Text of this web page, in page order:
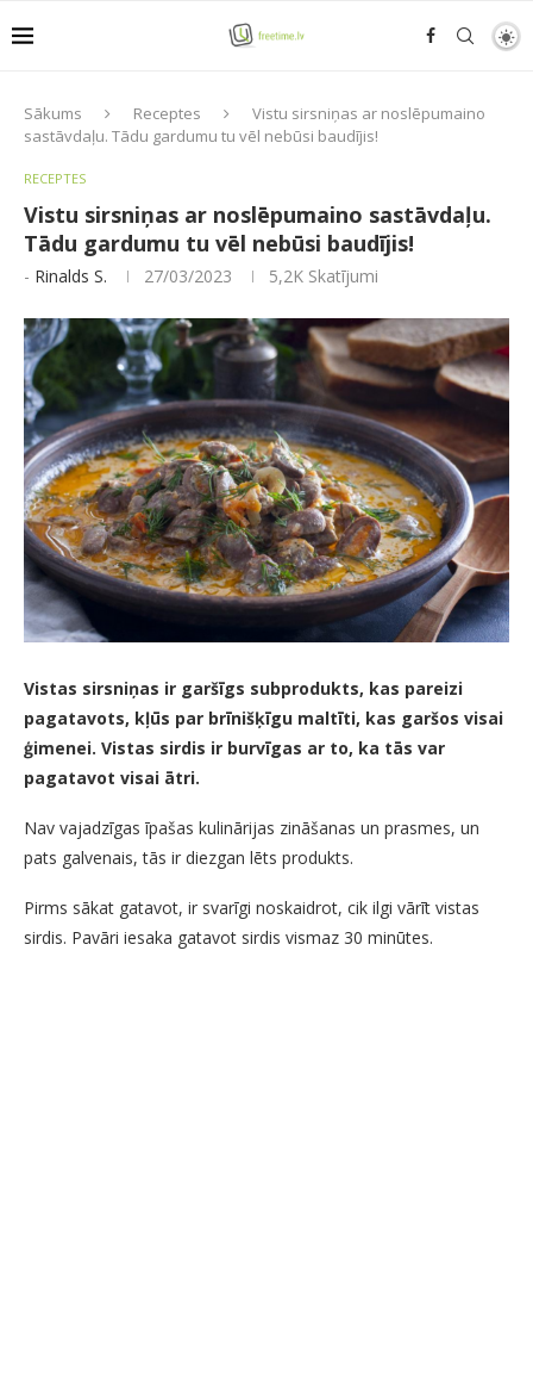
Sākums Receptes
Vistu sirsniņas ar noslēpumaino
sastāvdaļu. Tādu gardumu tu vēl nebūsi baudījis!
RECEPTES
Vistu sirsniņas ar noslēpumaino sastāvdaļu.
Tādu gardumu tu vēl nebūsi baudījis!
- Rinalds S. 27/03/2023 5,2K Skatījumi
Vistas sirsniņas ir garšīgs subprodukts, kas pareizi
pagatavots, kļūs par brīnišķīgu maltīti, kas garšos visai
ģimenei. Vistas sirdis ir burvīgas ar to, ka tās var
pagatavot visai ātri.
Nav vajadzīgas īpašas kulinārijas zināšanas un prasmes, un
pats galvenais, tās ir diezgan lēts produkts.
Pirms sākat gatavot, ir svarīgi noskaidrot, cik ilgi vārīt vistas
sirdis. Pavāri iesaka gatavot sirdis vismaz 30 minūtes.